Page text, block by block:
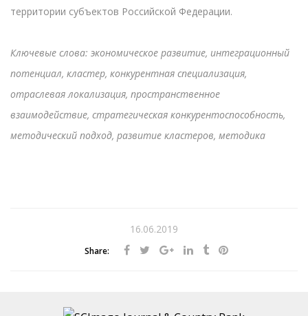
территории субъектов Российской Федерации.
Ключевые слова: экономическое развитие, интеграционный
потенциал, кластер, конкурентная специализация,
отраслевая локализация, пространственное
взаимодействие, стратегическая конкурентоспособность,
методический подход, развитие кластеров, методика
16.06.2019
Share: